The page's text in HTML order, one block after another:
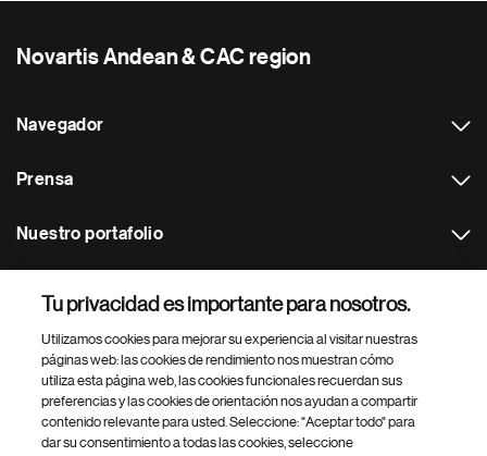
Novartis Andean & CAC region
Navegador
Prensa
Nuestro portafolio
Footer Site Search
Tu privacidad es importante para nosotros.
Utilizamos cookies para mejorar su experiencia al visitar nuestras
páginas web: las cookies de rendimiento nos muestran cómo
utiliza esta página web, las cookies funcionales recuerdan sus
preferencias y las cookies de orientación nos ayudan a compartir
contenido relevante para usted. Seleccione: "Aceptar todo" para
dar su consentimiento a todas las cookies, seleccione